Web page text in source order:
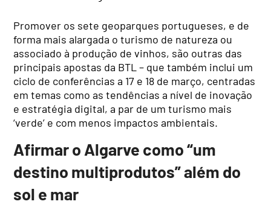
Promover os sete geoparques portugueses, e de
forma mais alargada o turismo de natureza ou
associado à produção de vinhos, são outras das
principais apostas da BTL – que também inclui um
ciclo de conferências a 17 e 18 de março, centradas
em temas como as tendências a nível de inovação
e estratégia digital, a par de um turismo mais
‘verde’ e com menos impactos ambientais.
Afirmar o Algarve como “um
destino multiprodutos” além do
sol e mar